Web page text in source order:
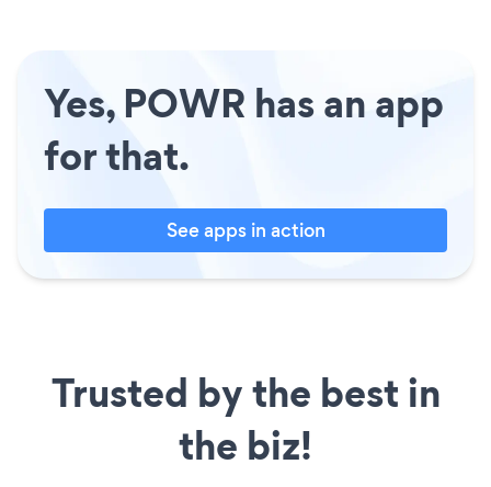
Yes, POWR has an app
for that.
See apps in action
Trusted by the best in
the biz!